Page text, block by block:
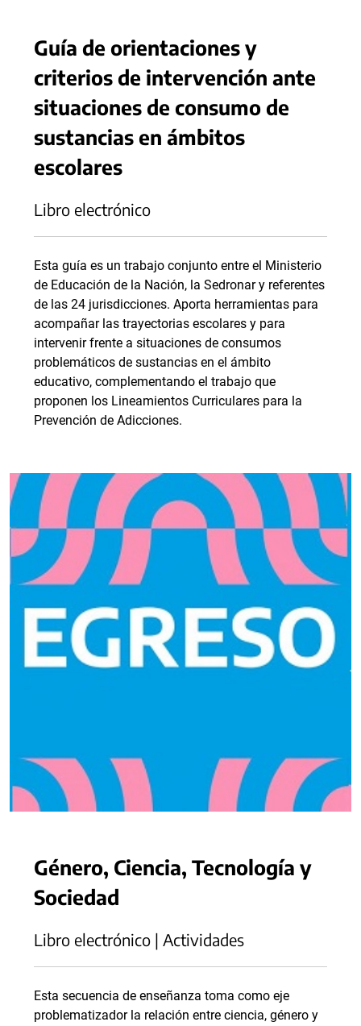
Guía de orientaciones y
criterios de intervención ante
situaciones de consumo de
sustancias en ámbitos
escolares
Libro electrónico
Esta guía es un trabajo conjunto entre el Ministerio
de Educación de la Nación, la Sedronar y referentes
de las 24 jurisdicciones. Aporta herramientas para
acompañar las trayectorias escolares y para
intervenir frente a situaciones de consumos
problemáticos de sustancias en el ámbito
educativo, complementando el trabajo que
proponen los Lineamientos Curriculares para la
Prevención de Adicciones.
Género, Ciencia, Tecnología y
Sociedad
Libro electrónico | Actividades
Esta secuencia de enseñanza toma como eje
problematizador la relación entre ciencia, género y